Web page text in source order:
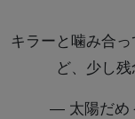
キラーと噛み合
ど、少し残
— 太陽だめ